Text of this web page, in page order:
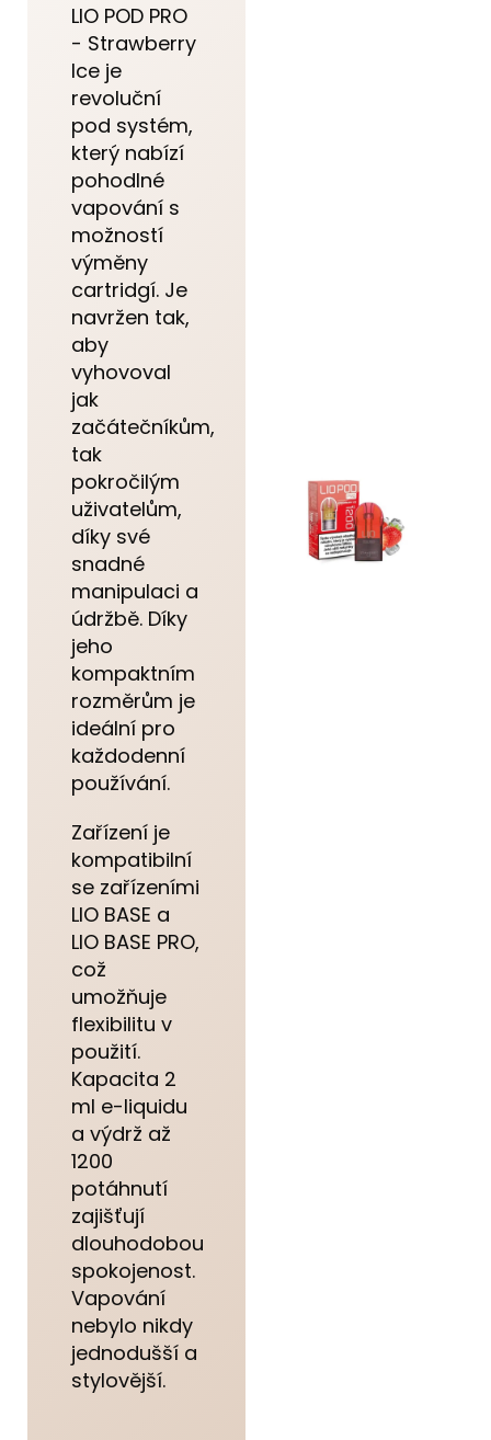
LIO POD PRO
- Strawberry
Ice je
revoluční
pod systém,
který nabízí
pohodlné
vapování s
možností
výměny
cartridgí. Je
navržen tak,
aby
vyhovoval
jak
začátečníkům,
tak
pokročilým
uživatelům,
díky své
snadné
manipulaci a
údržbě. Díky
jeho
kompaktním
rozměrům je
ideální pro
každodenní
používání.
Zařízení je
kompatibilní
se zařízeními
LIO BASE a
LIO BASE PRO,
což
umožňuje
flexibilitu v
použití.
Kapacita 2
ml e-liquidu
a výdrž až
1200
potáhnutí
zajišťují
dlouhodobou
spokojenost.
Vapování
nebylo nikdy
jednodušší a
stylovější.